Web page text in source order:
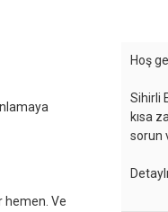
hemen. Ve
Hoş
Sihirli
kısa
sorun